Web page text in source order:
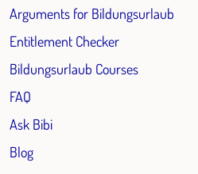
Arguments for Bildungsurlaub
Entitlement Checker
Bildungsurlaub Courses
FAQ
Ask Bibi
Blog